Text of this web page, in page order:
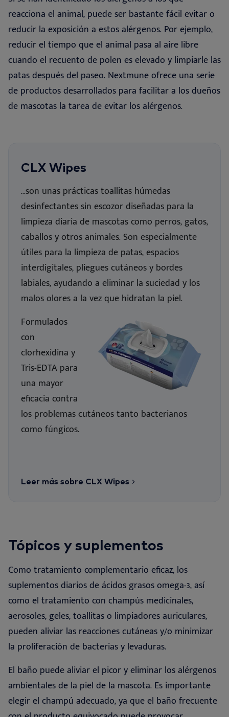
reacciona el animal, puede ser bastante fácil evitar o
reducir la exposición a estos alérgenos. Por ejemplo,
reducir el tiempo que el animal pasa al aire libre
cuando el recuento de polen es elevado y limpiarle las
patas después del paseo. Nextmune ofrece una serie
de productos desarrollados para facilitar a los dueños
de mascotas la tarea de evitar los alérgenos.
CLX Wipes
...son unas prácticas toallitas húmedas
desinfectantes sin escozor diseñadas para la
limpieza diaria de mascotas como perros, gatos,
caballos y otros animales. Son especialmente
útiles para la limpieza de patas, espacios
interdigitales, pliegues cutáneos y bordes
labiales, ayudando a eliminar la suciedad y los
malos olores a la vez que hidratan la piel.
Formulados
con
clorhexidina y
Tris-EDTA para
una mayor
eficacia contra
los problemas cutáneos tanto bacterianos
como fúngicos.
Leer más sobre CLX Wipes
Tópicos y suplementos
Como tratamiento complementario eficaz, los
suplementos diarios de ácidos grasos omega-3, así
como el tratamiento con champús medicinales,
aerosoles, geles, toallitas o limpiadores auriculares,
pueden aliviar las reacciones cutáneas y/o minimizar
la proliferación de bacterias y levaduras.
El baño puede aliviar el picor y eliminar los alérgenos
ambientales de la piel de la mascota. Es importante
elegir el champú adecuado, ya que el baño frecuente